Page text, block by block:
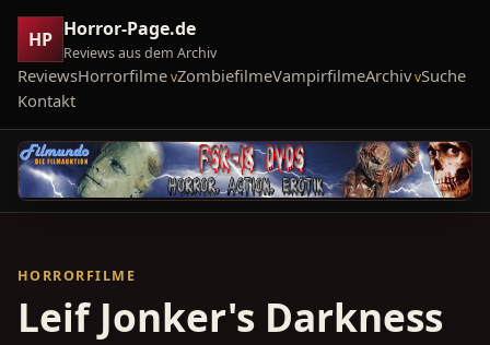
HP Horror-Page.de
Reviews aus dem Archiv
ReviewsHorrorfilme ZombiefilmeVampirfilmeArchiv Suche
Kontakt
HORRORFILME
Leif Jonker's Darkness